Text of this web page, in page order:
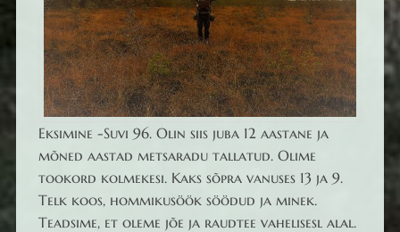
Eksimine -Suvi 96. Olin siis juba 12 aastane ja
mõned aastad metsaradu tallatud. Olime
tookord kolmekesi. Kaks sõpra vanuses 13 ja 9.
Telk koos, hommikusöök söödud ja minek.
Teadsime, et oleme jõe ja raudtee vahelisesl alal.